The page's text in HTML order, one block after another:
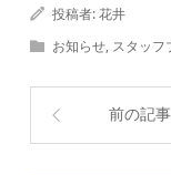
投稿者:花井
お知らせ, スタッフ
前の記事